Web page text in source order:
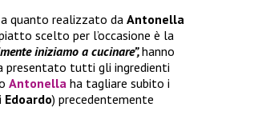
quanto realizzato da Antonella
scelto per l’occasione è la
iniziamo a cucinare”,hanno
presentato tutti gli ingredienti
Antonella ha tagliare subito i
Edoardo) precedentemente